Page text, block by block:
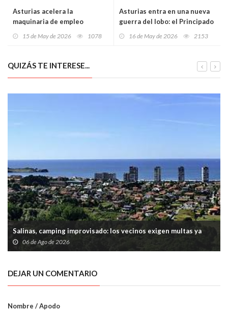
Asturias acelera la
maquinaria de empleo
opositores se examinan este
15 de May de 2026 1078
Asturias entra en una nueva
guerra del lobo: el Principado
manadas y prepara el regreso
16 de May de 2026 2153
QUIZÁS TE INTERESE...
Salinas, camping improvisado: los vecinos exigen multas ya
06 de Ago de 2026
DEJAR UN COMENTARIO
Nombre / Apodo